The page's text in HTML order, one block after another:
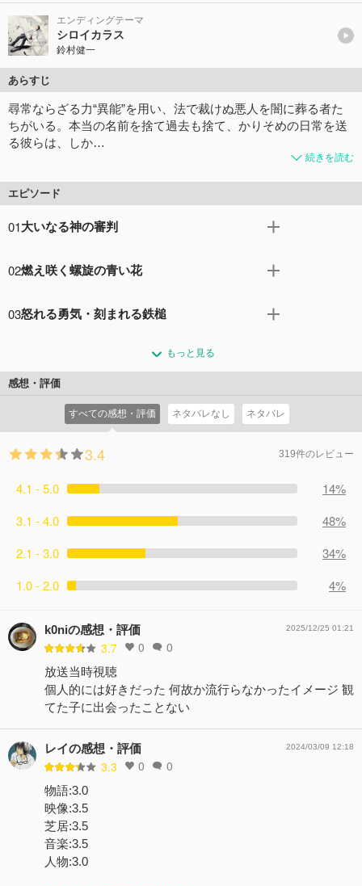
エンディングテーマ
シロイカラス
鈴村健一
あらすじ
尋常ならざる力“異能”を用い、法で裁けぬ悪人を闇に葬る者た
ちがいる。本当の名前を捨て過去も捨て、かりそめの日常を送
る彼らは、しか…
続きを読む
エピソード
01大いなる神の審判
雨降る闇夜の公園にまたたく青き炎、そしてそこにたたず
浮かべる人影の様相を呈し……異様な光景を目撃 した桜小
も残っていなかっ た。ところが翌朝、登校した彼女の前に
零」と名乗る彼に昨夜の件を問いただす桜。果たして彼は
コメント0件拍手0回
02燃え咲く螺旋の青い花
下部組織「Ｇファルコン」を青い炎で一人残らず燃え散ら
は、気がつくと自宅のベッドで目覚めていた のだった。な
ぜ自分は生きているのか？改めて詰問する桜に大神は、自
分が法で 裁けぬ悪を裁く悪『コード：ブレイカー』である
ことを告げる。そして時を同じくして、ま た別の『コー
ド：ブレイカー』も動き出していた！！
03怒れる勇気・刻まれる鉄槌
上お前に人を殺させない！」迷いを捨てた桜は、徹底的に
大神と関わること を決意。その矢先、大神はＧファルコン
理矢理同行した桜は大神の裁きを止めようとするのだが、
そこに待って いたのは残酷な現実だった。そして事件が終
わろうとした瞬間、大神の眼前に凄まじ い力を持つ異能の
コメント0件拍手0回
もっと見る
感想・評価
すべての感想・評価 ネタバレなし ネタバレ
3.4 319件のレビュー
4.1 - 5.0
14%
3.1 - 4.0
48%
2.1 - 3.0
34%
1.0 - 2.0
4%
k0niの感想・評価
3.7 0 0
2025/12/25 01:21
放送当時視聴
個人的には好きだった 何故か流行らなかったイメージ 観
てた子に出会ったことない
レイの感想・評価
3.3 0 0
2024/03/09 12:18
物語:3.0
映像:3.5
芝居:3.5
音楽:3.5
人物:3.0